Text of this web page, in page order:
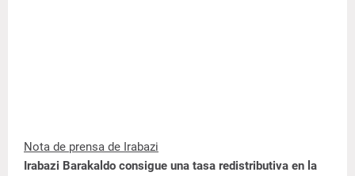
Nota de prensa de Irabazi
Irabazi Barakaldo consigue una tasa redistributiva en la